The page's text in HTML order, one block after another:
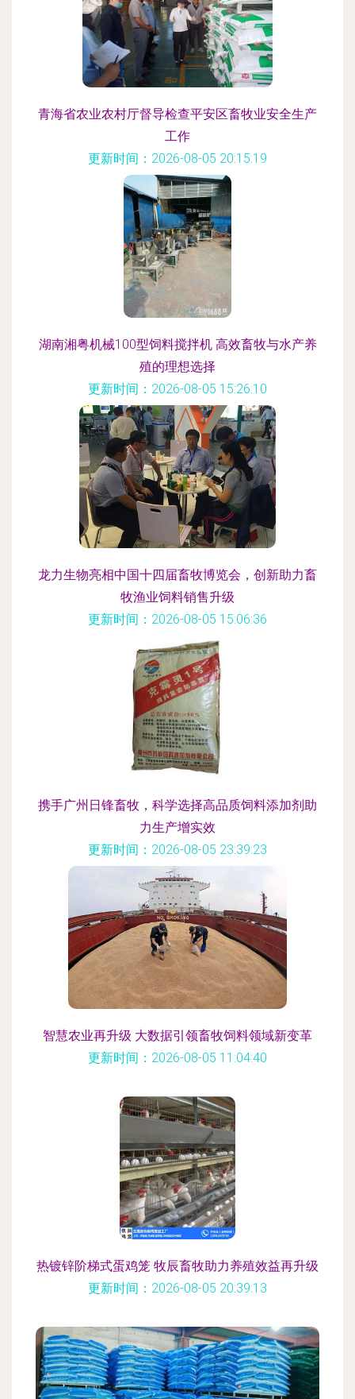
青海省农业农村厅督导检查平安区畜牧业安全生产
工作
更新时间：2026-08-05 20:15:19
湖南湘粤机械100型饲料搅拌机 高效畜牧与水产养
殖的理想选择
更新时间：2026-08-05 15:26:10
龙力生物亮相中国十四届畜牧博览会，创新助力畜
牧渔业饲料销售升级
更新时间：2026-08-05 15:06:36
携手广州日锋畜牧，科学选择高品质饲料添加剂助
力生产增实效
更新时间：2026-08-05 23:39:23
智慧农业再升级 大数据引领畜牧饲料领域新变革
更新时间：2026-08-05 11:04:40
热镀锌阶梯式蛋鸡笼 牧辰畜牧助力养殖效益再升级
更新时间：2026-08-05 20:39:13